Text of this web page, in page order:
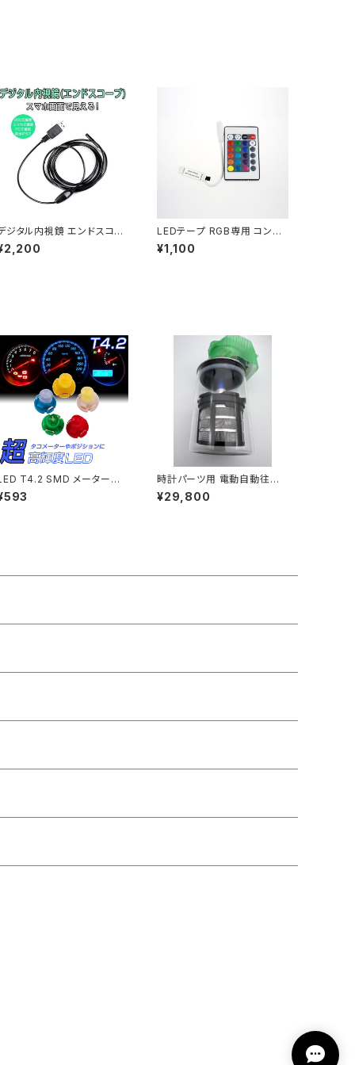
ジタル内視鏡 エンドスコー
5m 200万画素 Android
マホと接続 PC接続 1280x
LEDテープ RGB専用 コント
ローラ リモコン 12V テープ
LED用 1ヶ月保証「MINI-RG
¥1,100
T4.2 SMD メーター球
コランプ インジケーター エ
コンパネル 超拡散 全面発
時計パーツ用 電動自動往復
式洗浄機 超音波洗浄機と併
用可能「WCL03」
¥29,800